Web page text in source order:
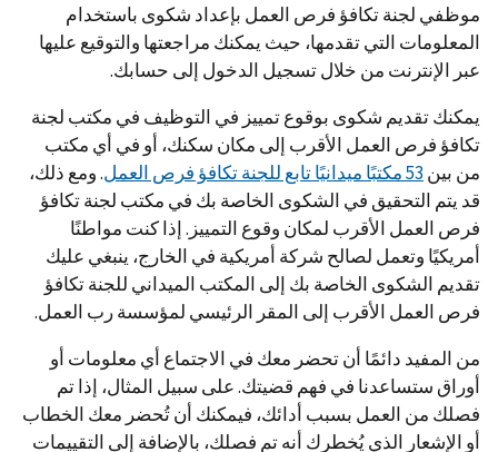
موظفي لجنة تكافؤ فرص العمل بإعداد شكوى باستخدام
المعلومات التي تقدمها، حيث يمكنك مراجعتها والتوقيع عليها
عبر الإنترنت من خلال تسجيل الدخول إلى حسابك.
يمكنك تقديم شكوى بوقوع تمييز في التوظيف في مكتب لجنة
تكافؤ فرص العمل الأقرب إلى مكان سكنك، أو في أي مكتب
من بين 53 مكتبًا ميدانيًا تابع للجنة تكافؤ فرص العمل
. ومع ذلك،
قد يتم التحقيق في الشكوى الخاصة بك في مكتب لجنة تكافؤ
فرص العمل الأقرب لمكان وقوع التمييز. إذا كنت مواطنًا
أمريكيًا وتعمل لصالح شركة أمريكية في الخارج، ينبغي عليك
تقديم الشكوى الخاصة بك إلى المكتب الميداني للجنة تكافؤ
فرص العمل الأقرب إلى المقر الرئيسي لمؤسسة رب العمل.
من المفيد دائمًا أن تحضر معك في الاجتماع أي معلومات أو
أوراق ستساعدنا في فهم قضيتك. على سبيل المثال، إذا تم
فصلك من العمل بسبب أدائك، فيمكنك أن تُحضر معك الخطاب
أو الإشعار الذي يُخطرك أنه تم فصلك، بالإضافة إلى التقييمات